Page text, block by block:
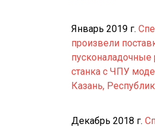
Январь 2019 г.
произвели
пусконаладочные
станка с ЧПУ
Казань,
Декабрь 2018 г.